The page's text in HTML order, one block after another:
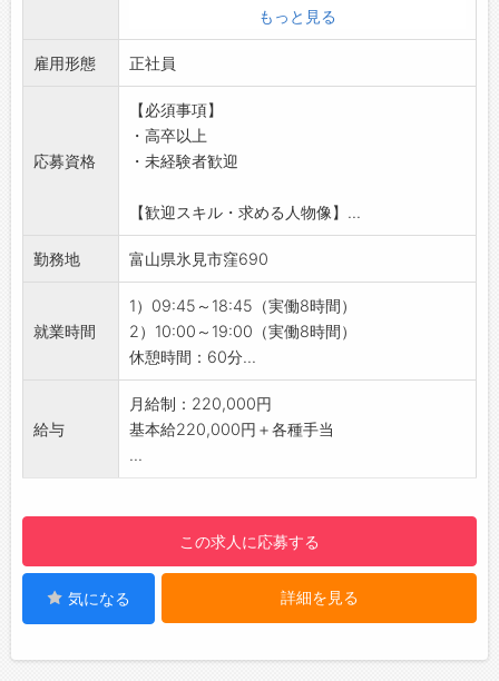
・新サービス・プランのご案内
◎店舗配属後は、シンプルな業務からお任せし
ます！
【おすすめポイント】
◇未経験の方・ブランクがある方もOK！
・充実した研修とサポート体制で安心してスタ
ートできます◎
・みんなで協力しながら、目標達成を目指して
業務に取り組みます＾＾
◇携帯キャリアの乗り換え不要♪
使いいただけます！
◇残業は月平均5時間◎
・オンとオフのメリハリをつけながら働ける環
境です♪
【1日の業務の流れ】
相談できます♪
■売上管理：​日々の売上を確認します。
■閉店：​一日の振り返りを行い、翌日に備えま
す！
もっと見る
雇用形態 正社員
応募資格
【必須事項】
・高卒以上
・未経験者歓迎
【歓迎スキル・求める人物像】...
勤務地 富山県氷見市窪690
就業時間
1）09:45～18:45（実働8時間）
2）10:00～19:00（実働8時間）
休憩時間：60分...
給与
月給制：220,000円
基本給220,000円＋各種手当
...
この求人に応募する
気になる 詳細を見る